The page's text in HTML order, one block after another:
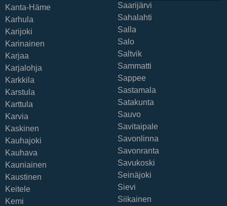
Kanta-Häme
Karhula
Karijoki
Karinainen
Karjaa
Karjalohja
Karkkila
Karstula
Karttula
Karvia
Kaskinen
Kauhajoki
Kauhava
Kauniainen
Kaustinen
Keitele
Kemi
Saarijärvi
Sahalahti
Salla
Salo
Saltvik
Sammatti
Sappee
Sastamala
Satakunta
Sauvo
Savitaipale
Savonlinna
Savonranta
Savukoski
Seinäjoki
Sievi
Siikainen